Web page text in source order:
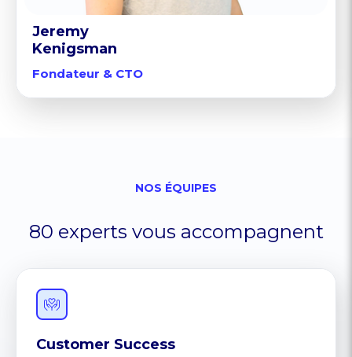
Jeremy
Kenigsman
Fondateur & CTO
NOS ÉQUIPES
80 experts vous accompagnent
Customer Success